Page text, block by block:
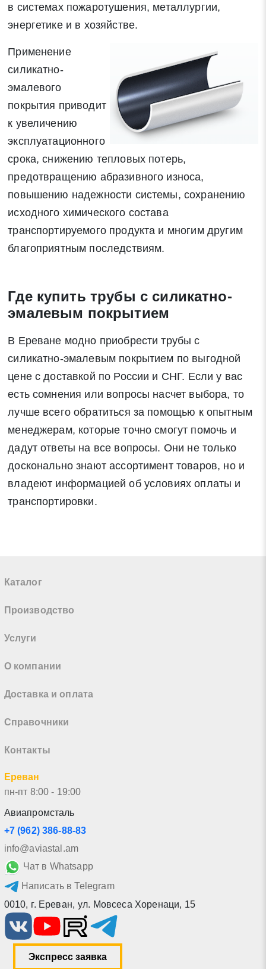
в системах пожаротушения, металлургии,
энергетике и в хозяйстве.
Применение
силикатно-
эмалевого
покрытия приводит
к увеличению
эксплуатационного
срока, снижению тепловых потерь,
предотвращению абразивного износа,
повышению надежности системы, сохранению
исходного химического состава
транспортируемого продукта и многим другим
благоприятным последствиям.
Где купить трубы с силикатно-
эмалевым покрытием
В Ереване модно приобрести трубы с
силикатно-эмалевым покрытием по выгодной
цене с доставкой по России и СНГ. Если у вас
есть сомнения или вопросы насчет выбора, то
лучше всего обратиться за помощью к опытным
менеджерам, которые точно смогут помочь и
дадут ответы на все вопросы. Они не только
досконально знают ассортимент товаров, но и
владеют информацией об условиях оплаты и
транспортировки.
Каталог
Производство
Услуги
О компании
Доставка и оплата
Справочники
Контакты
Ереван
пн-пт 8:00 - 19:00
Авиапромсталь
+7 (962) 386-88-83
info@aviastal.am
Чат в Whatsapp
Написать в Telegram
0010, г. Ереван, ул. Мовсеса Хоренаци, 15
Экспресс заявка